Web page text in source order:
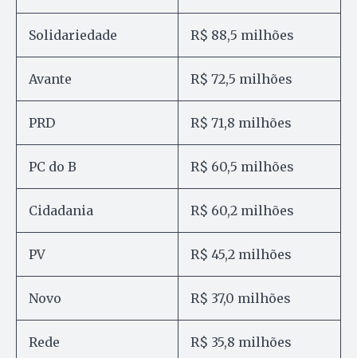
Solidariedade R$ 88,5 milhões
Avante R$ 72,5 milhões
PRD R$ 71,8 milhões
PC do B R$ 60,5 milhões
Cidadania R$ 60,2 milhões
PV R$ 45,2 milhões
Novo R$ 37,0 milhões
Rede R$ 35,8 milhões